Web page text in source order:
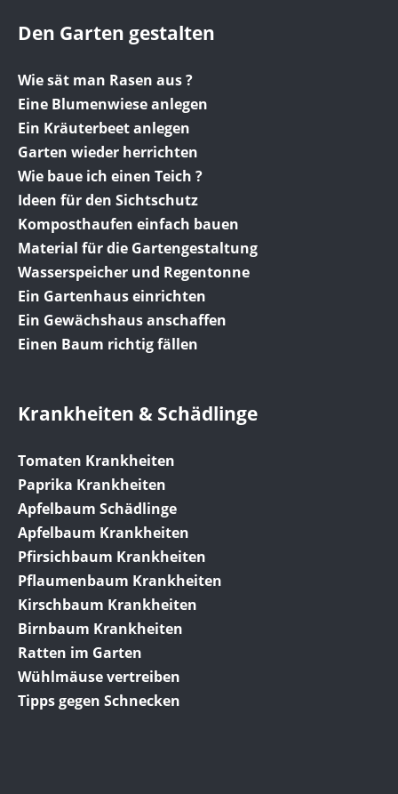
Den Garten gestalten
Wie sät man Rasen aus ?
Eine Blumenwiese anlegen
Ein Kräuterbeet anlegen
Garten wieder herrichten
Wie baue ich einen Teich ?
Ideen für den Sichtschutz
Komposthaufen einfach bauen
Material für die Gartengestaltung
Wasserspeicher und Regentonne
Ein Gartenhaus einrichten
Ein Gewächshaus anschaffen
Einen Baum richtig fällen
Krankheiten & Schädlinge
Tomaten Krankheiten
Paprika Krankheiten
Apfelbaum Schädlinge
Apfelbaum Krankheiten
Pfirsichbaum Krankheiten
Pflaumenbaum Krankheiten
Kirschbaum Krankheiten
Birnbaum Krankheiten
Ratten im Garten
Wühlmäuse vertreiben
Tipps gegen Schnecken